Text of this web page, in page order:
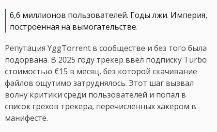
6,6 миллионов пользователей. Годы лжи. Империя,
построенная на вымогательстве.
Репутация YggTorrent в сообществе и без того была
подорвана. В 2025 году трекер ввёл подписку Turbo
стоимостью €15 в месяц, без которой скачивание
файлов ощутимо затруднялось. Этот шаг вызвал
волну критики среди пользователей и попал в
список грехов трекера, перечисленных хакером в
манифесте.